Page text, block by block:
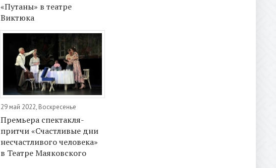
«Путаны» в театре
Виктюка
29 май 2022, Воскресенье
Премьера спектакля-
притчи «Счастливые дни
несчастливого человека»
в Театре Маяковского